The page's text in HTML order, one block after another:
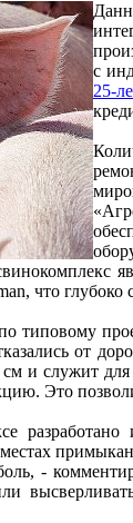
с
25-
что
типовому
от
и служит
Это
-